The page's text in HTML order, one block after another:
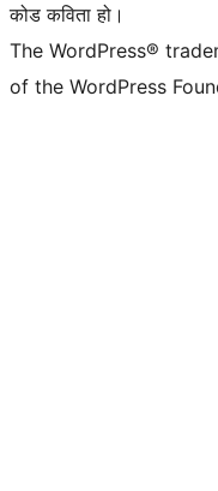
कोड कविता हो।
The WordPress®
of the WordPress